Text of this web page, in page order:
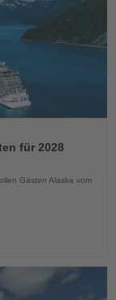
für 2028
Gästen Alaska vom